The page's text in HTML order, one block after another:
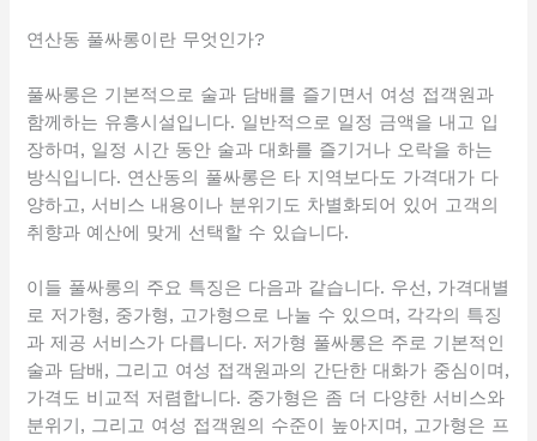
연산동 풀싸롱이란 무엇인가?
풀싸롱은 기본적으로 술과 담배를 즐기면서 여성 접객원과
함께하는 유흥시설입니다. 일반적으로 일정 금액을 내고 입
장하며, 일정 시간 동안 술과 대화를 즐기거나 오락을 하는
방식입니다. 연산동의 풀싸롱은 타 지역보다도 가격대가 다
양하고, 서비스 내용이나 분위기도 차별화되어 있어 고객의
취향과 예산에 맞게 선택할 수 있습니다.
이들 풀싸롱의 주요 특징은 다음과 같습니다. 우선, 가격대별
로 저가형, 중가형, 고가형으로 나눌 수 있으며, 각각의 특징
과 제공 서비스가 다릅니다. 저가형 풀싸롱은 주로 기본적인
술과 담배, 그리고 여성 접객원과의 간단한 대화가 중심이며,
가격도 비교적 저렴합니다. 중가형은 좀 더 다양한 서비스와
분위기, 그리고 여성 접객원의 수준이 높아지며, 고가형은 프